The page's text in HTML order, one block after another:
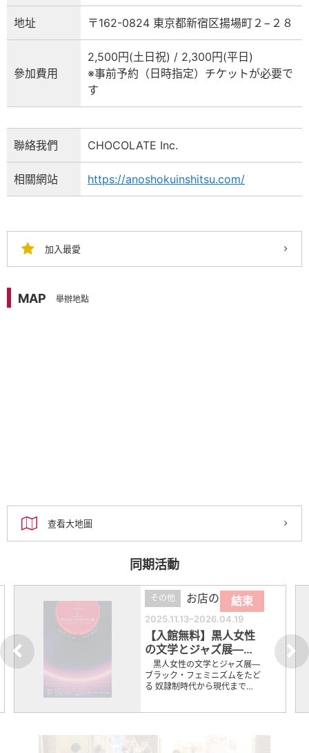
地址 〒162-0824 東京都新宿区揚場町２−２８
參加費用
2,500円(土日祝) / 2,300円(平日)
※事前予約（日時指定）チケットが必要で
す
聯絡我們 CHOCOLATE Inc.
相關網站 https://anoshokuinshitsu.com/
加入最愛
MAP 舉辦地點
查看大地圖
同期活動
結束
その他 お店の催し
2025.11.13–2026.04.19
【入館無料】黒人女性
の文学とジャズ展―…
黒人女性の文学とジャズ展―
ブラック・フェミニズムをたど
る 奴隷制時代から現代まで…